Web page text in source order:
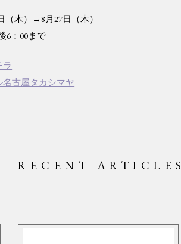
（木）→8月27日（木）
6：00まで
ラ
名古屋タカシマヤ
RECENT ARTICLES